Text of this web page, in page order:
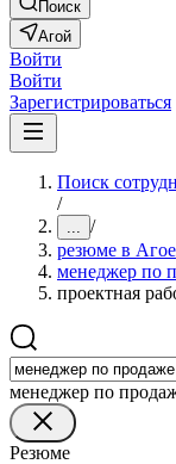
Поиск
Агой
Войти
Войти
Зарегистрироваться
Поиск
/
... /
резюме в Агое
менеджер по
проектная
менеджер по
Резюме